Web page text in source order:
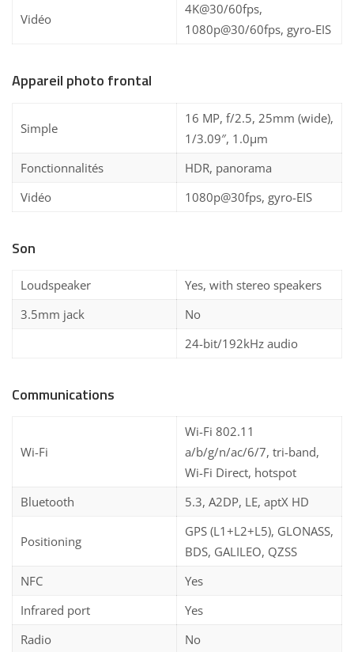
Vidéo
4K@30/60fps,
1080p@30/60fps, gyro-EIS
Appareil photo frontal
Simple
16 MP, f/2.5, 25mm (wide),
1/3.09″, 1.0µm
Fonctionnalités
HDR, panorama
Vidéo
1080p@30fps, gyro-EIS
Son
Loudspeaker
Yes, with stereo speakers
3.5mm jack
No
24-bit/192kHz audio
Communications
Wi-Fi
Wi-Fi 802.11
a/b/g/n/ac/6/7, tri-band,
Wi-Fi Direct, hotspot
Bluetooth
5.3, A2DP, LE, aptX HD
Positioning
GPS (L1+L2+L5), GLONASS,
BDS, GALILEO, QZSS
NFC
Yes
Infrared port
Yes
Radio
No